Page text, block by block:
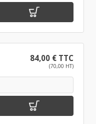
84,00 € TTC
(70,00 HT)